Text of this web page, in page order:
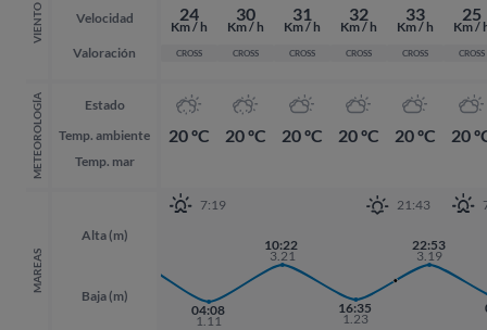
VIENTO
Velocidad
Valoración
METEOROLOGÍA
Estado
Temp. ambiente
Temp. mar
MAREAS
Alta (m)
Baja (m)
24
Km / h
CROSS
20 ºC
30
Km / h
CROSS
20 ºC
31
Km / h
CROSS
20 ºC
32
Km / h
CROSS
20 ºC
33
Km / h
CROSS
20 ºC
7:19 21:43
21:49
04:08
1.11
10:22
3.21
16:35
1.23
22:53
3.19
25
Km /
CROSS
20
22:53
3.19